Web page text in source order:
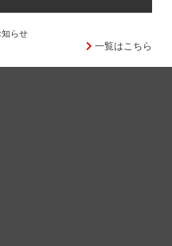
らせ
一覧はこちら